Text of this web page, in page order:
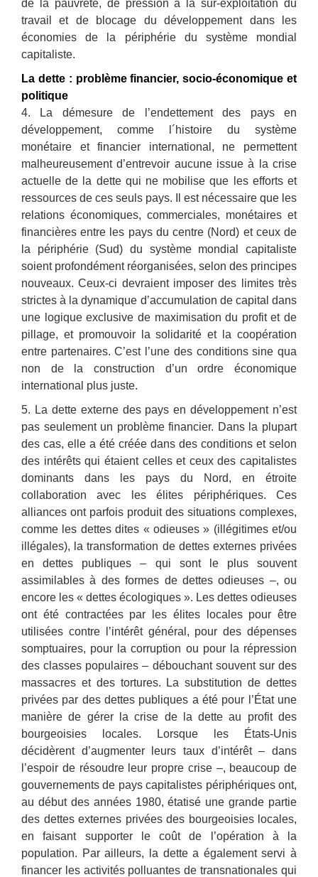
de la pauvreté, de pression à la sur-exploitation du
travail et de blocage du développement dans les
économies de la périphérie du système mondial
capitaliste.
La dette : problème financier, socio-économique et
politique
4. La démesure de l’endettement des pays en
développement, comme l´histoire du système
monétaire et financier international, ne permettent
malheureusement d’entrevoir aucune issue à la crise
actuelle de la dette qui ne mobilise que les efforts et
ressources de ces seuls pays. Il est nécessaire que les
relations économiques, commerciales, monétaires et
financières entre les pays du centre (Nord) et ceux de
la périphérie (Sud) du système mondial capitaliste
soient profondément réorganisées, selon des principes
nouveaux. Ceux-ci devraient imposer des limites très
strictes à la dynamique d’accumulation de capital dans
une logique exclusive de maximisation du profit et de
pillage, et promouvoir la solidarité et la coopération
entre partenaires. C’est l’une des conditions sine qua
non de la construction d’un ordre économique
international plus juste.
5. La dette externe des pays en développement n’est
pas seulement un problème financier. Dans la plupart
des cas, elle a été créée dans des conditions et selon
des intérêts qui étaient celles et ceux des capitalistes
dominants dans les pays du Nord, en étroite
collaboration avec les élites périphériques. Ces
alliances ont parfois produit des situations complexes,
comme les dettes dites « odieuses » (illégitimes et/ou
illégales), la transformation de dettes externes privées
en dettes publiques – qui sont le plus souvent
assimilables à des formes de dettes odieuses –, ou
encore les « dettes écologiques ». Les dettes odieuses
ont été contractées par les élites locales pour être
utilisées contre l’intérêt général, pour des dépenses
somptuaires, pour la corruption ou pour la répression
des classes populaires – débouchant souvent sur des
massacres et des tortures. La substitution de dettes
privées par des dettes publiques a été pour l’État une
manière de gérer la crise de la dette au profit des
bourgeoisies locales. Lorsque les États-Unis
décidèrent d’augmenter leurs taux d’intérêt – dans
l’espoir de résoudre leur propre crise –, beaucoup de
gouvernements de pays capitalistes périphériques ont,
au début des années 1980, étatisé une grande partie
des dettes externes privées des bourgeoisies locales,
en faisant supporter le coût de l’opération à la
population. Par ailleurs, la dette a également servi à
financer les activités polluantes de transnationales qui